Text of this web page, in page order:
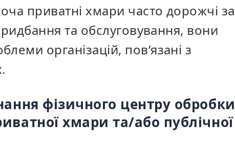
приватні хмари часто дорожчі за
та обслуговування, вони
організацій, пов’язані з
фізичного центру обробки
хмари та/або публічної